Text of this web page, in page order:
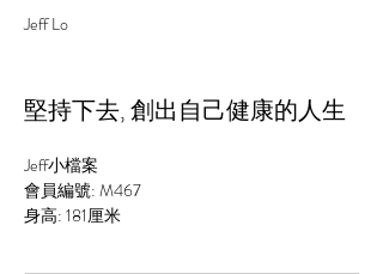
Jeff Lo
堅持下去, 創出自己健康的人生
Jeff小檔案
會員編號: M467
身高: 181厘米